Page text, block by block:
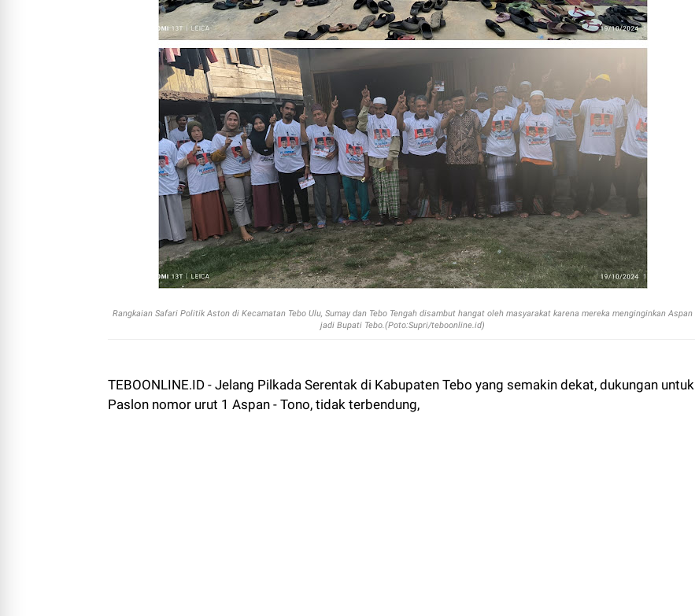
Rangkaian Safari Politik Aston di Kecamatan Tebo Ulu, Sumay dan Tebo Tengah disambut hangat oleh masyarakat karena mereka menginginkan Aspan
jadi Bupati Tebo.(Poto:Supri/teboonline.id)
TEBOONLINE.ID - Jelang Pilkada Serentak di Kabupaten Tebo yang semakin dekat, dukungan untuk
Paslon nomor urut 1 Aspan - Tono, tidak terbendung,